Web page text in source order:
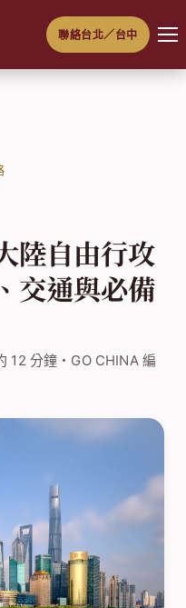
聯絡台北／台中
陸自由行攻
交通與必備
12 分鐘・GO CHINA 編